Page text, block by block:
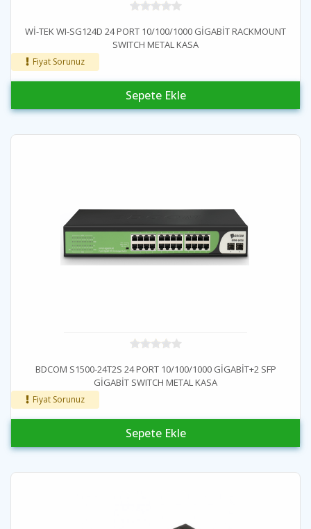
Wİ-TEK WI-SG124D 24 PORT 10/100/1000 GİGABİT RACKMOUNT
SWITCH METAL KASA
Fiyat Sorunuz
Sepete Ekle
BDCOM S1500-24T2S 24 PORT 10/100/1000 GİGABİT+2 SFP
GİGABİT SWITCH METAL KASA
Fiyat Sorunuz
Sepete Ekle